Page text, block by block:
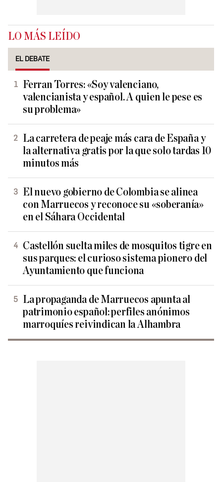
LO MÁS LEÍDO
EL DEBATE
Ferran Torres: «Soy valenciano,
valencianista y español. A quien le pese es
su problema»
La carretera de peaje más cara de España y
la alternativa gratis por la que solo tardas 10
minutos más
El nuevo gobierno de Colombia se alinea
con Marruecos y reconoce su «soberanía»
en el Sáhara Occidental
Castellón suelta miles de mosquitos tigre en
sus parques: el curioso sistema pionero del
Ayuntamiento que funciona
La propaganda de Marruecos apunta al
patrimonio español: perfiles anónimos
marroquíes reivindican la Alhambra